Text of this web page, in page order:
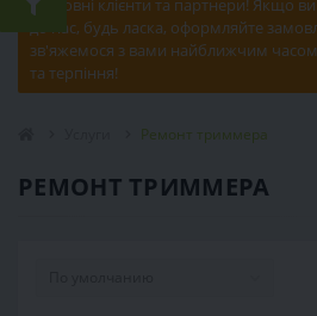
Шановні клієнти та партнери! Якщо
до нас, будь ласка, оформляйте
зв'яжемося з вами найближчим
та терпіння!
Ремонт триммера
РЕМОНТ ТРИММЕРА